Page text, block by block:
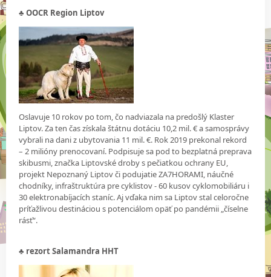
♣ OOCR Region Liptov
Oslavuje 10 rokov po tom, čo nadviazala na predošlý Klaster
Liptov. Za ten čas získala štátnu dotáciu 10,2 mil. € a samosprávy
vybrali na dani z ubytovania 11 mil. €. Rok 2019 prekonal rekord
– 2 milióny prenocovaní. Podpisuje sa pod to bezplatná preprava
skibusmi, značka Liptovské droby s pečiatkou ochrany EU,
projekt Nepoznaný Liptov či podujatie ZA7HORAMI, náučné
chodníky, infraštruktúra pre cyklistov - 60 kusov cyklomobiliáru i
30 elektronabíjacích staníc. Aj vďaka nim sa Liptov stal celoročne
príťažlivou destináciou s potenciálom opäť po pandémii „číselne
rásť“.
♣ rezort Salamandra HHT